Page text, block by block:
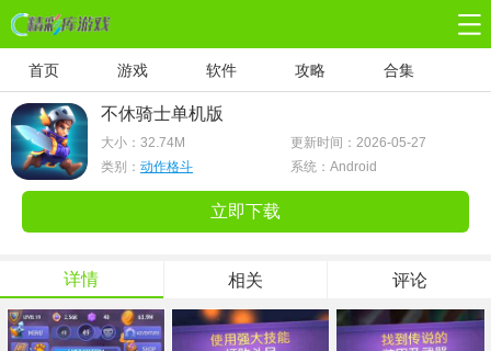
首页 游戏 软件 攻略 合集
不休骑士单机版
大小： 32.74M
更新时间：2026-05-27
类别： 动作格斗 系统：Android
立即下载
详情 相关 评论